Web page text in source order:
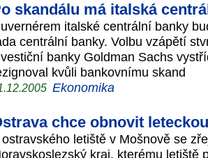
skandálu má italská
italské centrální banky
centrální banky. Volbu vzápětí
banky Goldman Sachs
kvůli bankovnímu skand
Ekonomika
chce obnovit
letiště v Mošnově se
kraj, kterému letiště